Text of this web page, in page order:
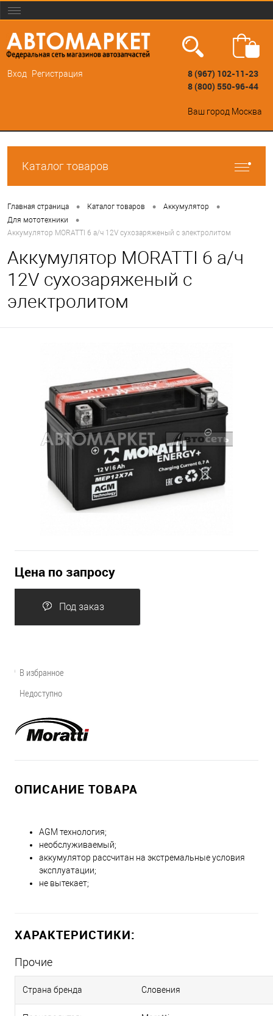
Вход Регистрация
8 (967) 102-11-23
8 (800) 550-96-44
Ваш город Москва
Каталог товаров
Главная страница • Каталог товаров • Аккумулятор •
Для мототехники •
Аккумулятор MORATTI 6 а/ч 12V сухозаряженый с электролитом
Аккумулятор MORATTI 6 а/ч
12V сухозаряженый с
электролитом
Цена по запросу
Под заказ
В избранное
Недоступно
ОПИСАНИЕ ТОВАРА
AGM технология;
необслуживаемый;
аккумулятор рассчитан на экстремальные условия
эксплуатации;
не вытекает;
ХАРАКТЕРИСТИКИ:
Прочие
Страна бренда Словения